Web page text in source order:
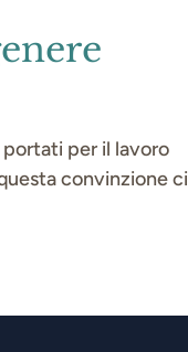
per il lavoro
convinzione ci